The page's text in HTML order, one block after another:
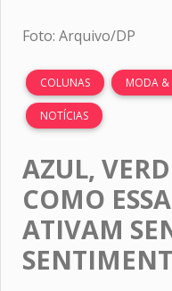
Foto: Arquivo/DP
COLUNAS MODA &
NOTÍCIAS
AZUL,
COMO
ATIVAM